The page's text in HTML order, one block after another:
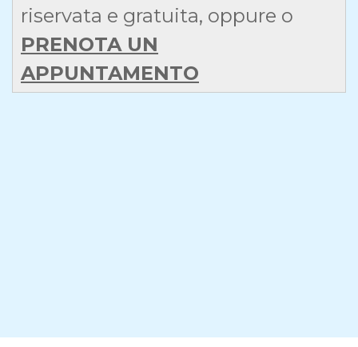
riservata e gratuita, oppure o
PRENOTA UN
APPUNTAMENTO